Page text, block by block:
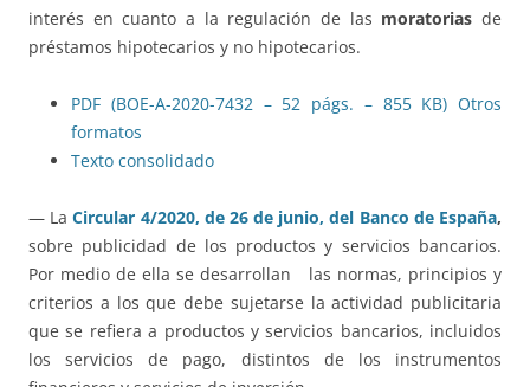
interés en cuanto a la regulación de las moratorias de
préstamos hipotecarios y no hipotecarios.
PDF (BOE-A-2020-7432 – 52 págs. – 855 KB) Otros
formatos
Texto consolidado
— LaCircular 4/2020, de 26 de junio, del Banco de España,
sobre publicidad de los productos y servicios bancarios.
Por medio de ella se desarrollan
las normas, principios y
criterios a los que debe sujetarse la actividad publicitaria
que se refiera a productos y servicios bancarios, incluidos
los servicios de pago, distintos de los instrumentos